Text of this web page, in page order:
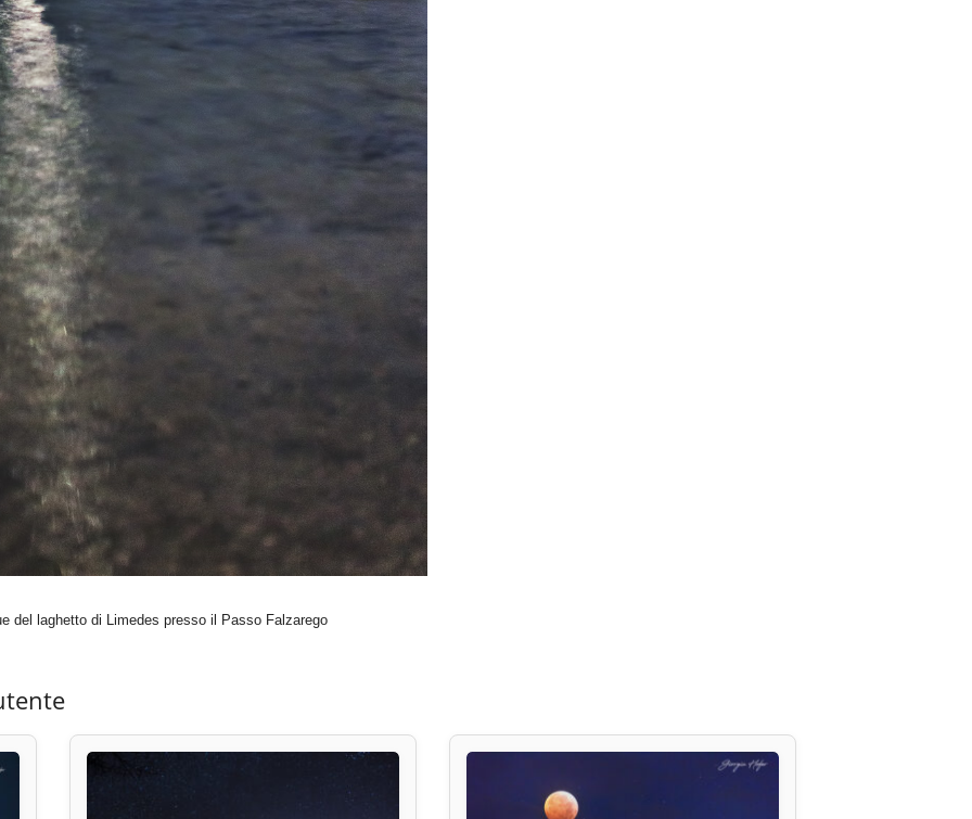
del laghetto di Limedes presso il Passo Falzarego